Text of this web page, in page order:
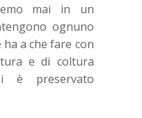
mai in un
ognuno
ha a che fare con
e di coltura
è preservato